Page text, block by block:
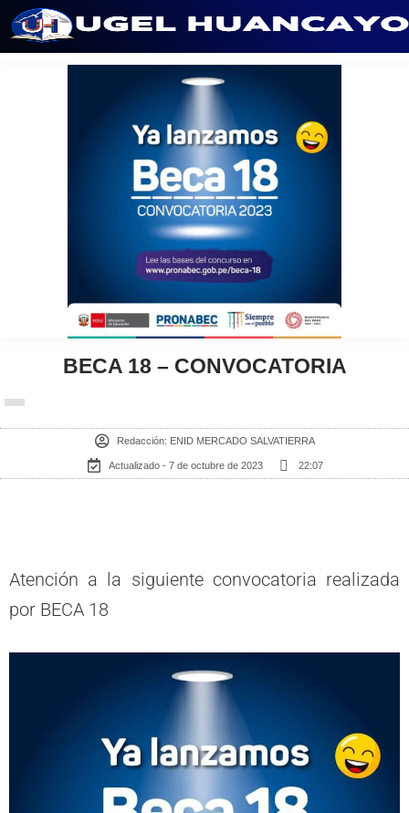
BECA 18 – CONVOCATORIA
Redacción: ENID MERCADO SALVATIERRA
Actualizado - 7 de octubre de 2023 22:07
Atención a la siguiente convocatoria realizada
por BECA 18